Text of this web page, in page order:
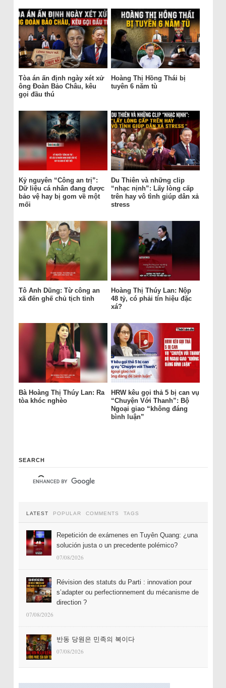
Tòa án ấn định ngày xét xử
ông Đoàn Bảo Châu, kêu
gọi đầu thú
Hoàng Thị Hồng Thái bị
tuyên 6 năm tù
Kỷ nguyên “Công an trị”:
Dữ liệu cá nhân đang được
bảo vệ hay bị gom về một
mối
Du Thiên và những clip
“nhạc nịnh”: Lấy lòng cấp
trên hay vô tình giúp dân xả
stress
Tô Anh Dũng: Từ công an
xã đến ghế chủ tịch tỉnh
Hoàng Thị Thúy Lan: Nộp
48 tỷ, có phải tín hiệu đặc
xá?
Bà Hoàng Thị Thúy Lan: Ra
tòa khóc nghèo
HRW kêu gọi thả 5 bị can vụ
“Chuyện Với Thanh”: Bộ
Ngoại giao “không đáng
bình luận”
SEARCH
LATEST POPULAR COMMENTS TAGS
Repetición de exámenes en Tuyên Quang: ¿una
solución justa o un precedente polémico?
07/08/2026
Révision des statuts du Parti : innovation pour
s’adapter ou perfectionnement du mécanisme de
direction ?
07/08/2026
반동 당원은 민족의 복이다
07/08/2026